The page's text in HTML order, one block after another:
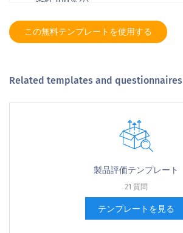
この無料テンプレートを使用する
Related templates and questionnaires
製品評価テンプレート
21 質問
テンプレートを見る